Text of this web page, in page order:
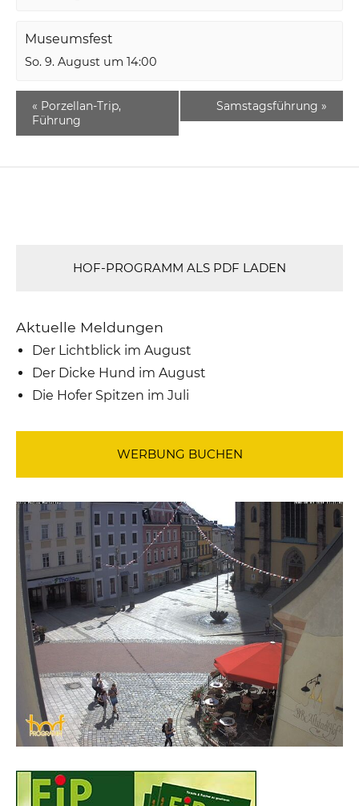
Museumsfest
So. 9. August um 14:00
« Porzellan-Trip,
Führung
Samstagsführung »
HOF-PROGRAMM ALS PDF LADEN
Aktuelle Meldungen
Der Lichtblick im August
Der Dicke Hund im August
Die Hofer Spitzen im Juli
WERBUNG BUCHEN